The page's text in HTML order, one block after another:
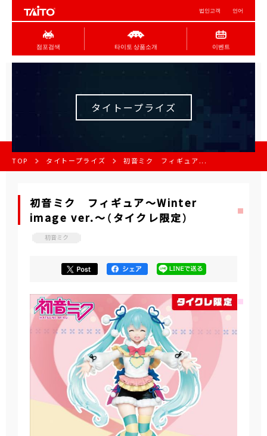
법인고객 언어
점포검색 타이토 상품소개 이벤트
タイトープライズ
TOP タイトープライズ 初音ミク フィギュア...
初音ミク フィギュア～Winter
image ver.～（タイクレ限定）
初音ミク